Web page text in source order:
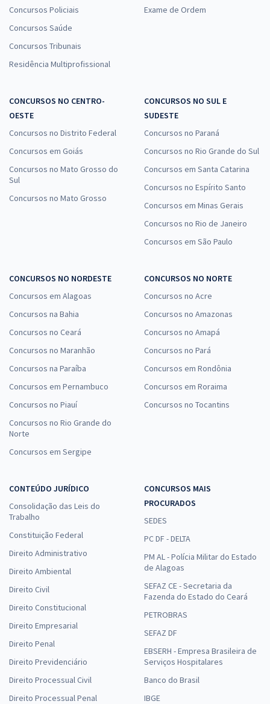
Concursos Policiais
Concursos Saúde
Concursos Tribunais
Residência Multiprofissional
Exame de Ordem
CONCURSOS NO CENTRO-
OESTE
Concursos no Distrito Federal
Concursos em Goiás
Concursos no Mato Grosso do
Sul
Concursos no Mato Grosso
CONCURSOS NO SUL E
SUDESTE
Concursos no Paraná
Concursos no Rio Grande do Sul
Concursos em Santa Catarina
Concursos no Espírito Santo
Concursos em Minas Gerais
Concursos no Rio de Janeiro
Concursos em São Paulo
CONCURSOS NO NORDESTE
Concursos em Alagoas
Concursos na Bahia
Concursos no Ceará
Concursos no Maranhão
Concursos na Paraíba
Concursos em Pernambuco
Concursos no Piauí
Concursos no Rio Grande do
Norte
Concursos em Sergipe
CONCURSOS NO NORTE
Concursos no Acre
Concursos no Amazonas
Concursos no Amapá
Concursos no Pará
Concursos em Rondônia
Concursos em Roraima
Concursos no Tocantins
CONTEÚDO JURÍDICO
Consolidação das Leis do
Trabalho
Constituição Federal
Direito Administrativo
Direito Ambiental
Direito Civil
Direito Constitucional
Direito Empresarial
Direito Penal
Direito Previdenciário
Direito Processual Civil
Direito Processual Penal
CONCURSOS MAIS
PROCURADOS
SEDES
PC DF - DELTA
PM AL - Polícia Militar do Estado
de Alagoas
SEFAZ CE - Secretaria da
Fazenda do Estado do Ceará
PETROBRAS
SEFAZ DF
EBSERH - Empresa Brasileira de
Serviços Hospitalares
Banco do Brasil
IBGE